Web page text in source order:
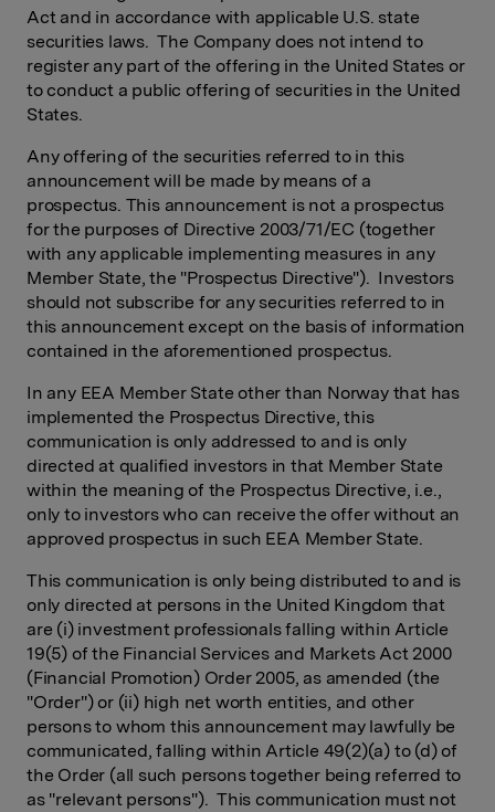
Act and in accordance with applicable U.S. state
securities laws. The Company does not intend to
register any part of the offering in the United States or
to conduct a public offering of securities in the United
States.
Any offering of the securities referred to in this
announcement will be made by means of a
prospectus. This announcement is not a prospectus
for the purposes of Directive 2003/71/EC (together
with any applicable implementing measures in any
Member State, the "Prospectus Directive"). Investors
should not subscribe for any securities referred to in
this announcement except on the basis of information
contained in the aforementioned prospectus.
In any EEA Member State other than Norway that has
implemented the Prospectus Directive, this
communication is only addressed to and is only
directed at qualified investors in that Member State
within the meaning of the Prospectus Directive, i.e.,
only to investors who can receive the offer without an
approved prospectus in such EEA Member State.
This communication is only being distributed to and is
only directed at persons in the United Kingdom that
are (i) investment professionals falling within Article
19(5) of the Financial Services and Markets Act 2000
(Financial Promotion) Order 2005, as amended (the
"Order") or (ii) high net worth entities, and other
persons to whom this announcement may lawfully be
communicated, falling within Article 49(2)(a) to (d) of
the Order (all such persons together being referred to
as "relevant persons"). This communication must not